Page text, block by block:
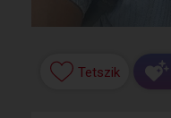
Tetszik